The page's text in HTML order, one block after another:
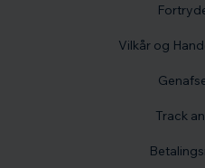
Vilkår og
Track